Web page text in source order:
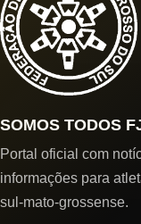
SOMOS TODOS
Portal oficial com
informações para
sul-mato-grossense.